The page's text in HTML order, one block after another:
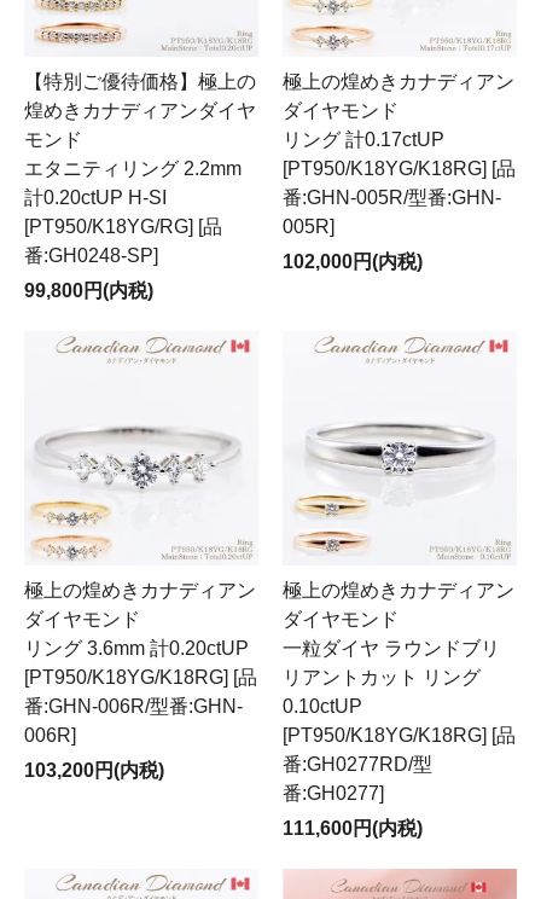
【特別ご優待価格】極上の
煌めきカナディアンダイヤ
モンド
エタニティリング 2.2mm
計0.20ctUP H-SI
[PT950/K18YG/RG] [品
番:GH0248-SP]
99,800円(内税)
極上の煌めきカナディアン
ダイヤモンド
リング 計0.17ctUP
[PT950/K18YG/K18RG] [品
番:GHN-005R/型番:GHN-
005R]
102,000円(内税)
極上の煌めきカナディアン
ダイヤモンド
リング 3.6mm 計0.20ctUP
[PT950/K18YG/K18RG] [品
番:GHN-006R/型番:GHN-
006R]
103,200円(内税)
極上の煌めきカナディアン
ダイヤモンド
一粒ダイヤ ラウンドブリ
リアントカット リング
0.10ctUP
[PT950/K18YG/K18RG] [品
番:GH0277RD/型
番:GH0277]
111,600円(内税)